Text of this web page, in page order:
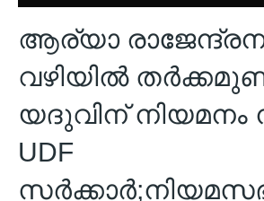
ആര്യാ
വഴിയിൽ
യദുവിന് നിയമനം
UDF